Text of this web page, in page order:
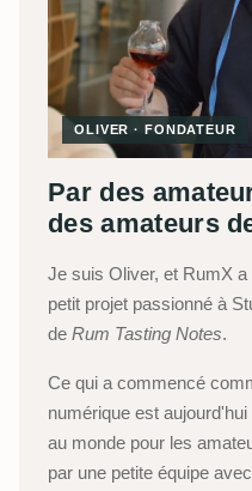
OLIVER · FONDATEUR
Par des
des amateurs
Je suis Oliver, et RumX
petit projet passionné à
de Rum Tasting Notes.
Ce qui a commencé
numérique est
au monde pour les
par une petite équipe